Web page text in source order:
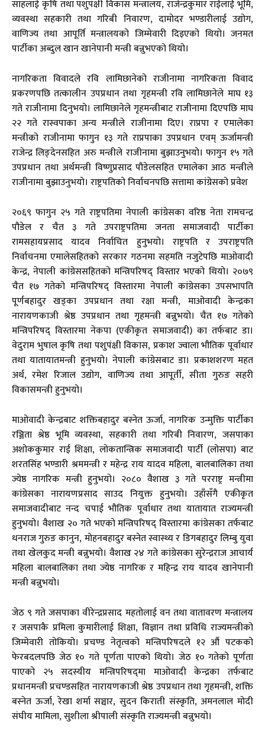
साहलाई कृषि तथा पशुपंक्षी विकास मन्त्रालय, राजेन्द्रकुमार राईलाई भूमि,
व्यवस्था सहकारी तथा गरिबी निवारण, दामोदर भण्डारीलाई उद्योग,
वाणिज्य तथा आपूर्ति मन्त्रालयको जिम्मेवारी दिइएको थियो। जनमत
पार्टीका अब्दुल खान खानेपानी मन्त्री बन्नुभएको थियो।
नागरिकता विवादले रवि लामिछानेको राजीनामा नागरिकता विवाद
प्रकरणपछि तत्कालीन उपप्रधान तथा गृहमन्त्री रवि लामिछानेले माघ १३
गते राजीनामा दिनुभयो। लामिछानेले गृहमन्त्रीबाट राजीनामा दिएपछि माघ
२२ गते रास्वपाका अन्य मन्त्रीले राजीनामा दिए। राप्रपा र एमालेका
मन्त्रीको राजीनामा फागुन १३ गते राप्रपाका उपप्रधान एवम् ऊर्जामन्त्री
राजेन्द्र लिङ्देनसहित अरु मन्त्रीले राजीनामा बुझाउनुभयो। फागुन १५ गते
उपप्रधान तथा अर्थमन्त्री विष्णुप्रसाद पौडेलसहित एमालेका आठ मन्त्रीले
राजीनामा बुझाउनुभयो। राष्ट्रपतिको निर्वाचनपछि सत्तामा कांग्रेसको प्रवेश
२०६९ फागुन २५ गते राष्ट्रपतिमा नेपाली कांग्रेसका वरिष्ठ नेता रामचन्द्र
पौडेल र चैत ३ गते उपराष्ट्रपतिमा जनता समाजवादी पार्टीका
रामसहायप्रसाद यादव निर्वाचित हुनुभयो। राष्ट्रपति र उपराष्ट्रपति
निर्वाचनमा एमालेसहितको सरकार गठनमा सहमति नजुटेपछि माओवादी
केन्द्र, नेपाली कांग्रेससहितको मन्त्रिपरिषद् विस्तार भएको थियो। २०७९
चैत १७ गतेको मन्त्रिपरिषद् विस्तारमा नेपाली कांग्रेसका उपसभापति
पूर्णबहादुर खड्का उपप्रधान तथा रक्षा मन्त्री, माओवादी केन्द्रका
नारायणकाजी श्रेष्ठ उपप्रधान तथा गृहमन्त्री बन्नुभयो। चैत १७ गतेको
मन्त्रिपरिषद् विस्तारमा नेकपा (एकीकृत समाजवादी) का तर्फबाट डा।
वेदुराम भुषाल कृषि तथा पशुपंक्षी विकास, प्रकाश ज्वाला भौतिक पूर्वाधार
तथा यातायातमन्त्री हुनुभयो। नेपाली कांग्रेसबाट डा। प्रकाशशरण महत
अर्थ, रमेश रिजाल उद्योग, वाणिज्य तथा आपूर्ती, सीता गुरुङ सहरी
विकासमन्त्री हुनुभयो।
माओवादी केन्द्रबाट शक्तिबहादुर बस्नेत ऊर्जा, नागरिक उन्मुक्ति पार्टीका
रञ्जिता श्रेष्ठ भूमि व्यवस्था, सहकारी तथा गरिबी निवारण, जसपाका
अशोककुमार राई शिक्षा, लोकतान्त्रिक समाजवादी पार्टी (लोसपा) बाट
शरतसिंह भण्डारी श्रममन्त्री र महेन्द्र राय यादव महिला, बालबालिका तथा
ज्येष्ठ नागरिक मन्त्री हुनुभयो। २०८० वैशाख ३ गते परराष्ट्र मन्त्रीमा
कांग्रेसका नारायणप्रसाद साउद नियुक्त हुनुभयो। उहाँसँगै एकीकृत
समाजवादीबाट नन्द चपाई भौतिक पूर्वाधार तथा यातायात राज्यमन्त्री
हुनुभयो। वैशाख २० गते भएको मन्त्रिपरिषद् विस्तारमा कांग्रेसका तर्फबाट
धनराज गुरुङ कानुन, मोहनबहादुर बस्नेत स्वास्थ्य र डिगबहादुर लिम्बु युवा
तथा खेलकुद मन्त्री बन्नुभयो। वैशाख २४ गते कांग्रेसका सुरेन्द्रराज आचार्य
महिला बालबालिका तथा ज्येष्ठ नागरिक र महिन्द्र राय यादव खानेपानी
मन्त्री बन्नुभयो।
जेठ ९ गते जसपाका वीरेन्द्रप्रसाद महतोलाई वन तथा वातावरण मन्त्रालय
र जसपाकै प्रमिला कुमारीलाई शिक्षा, विज्ञान तथा प्रविधि राज्यमन्त्रीको
जिम्मेवारी तोकियो। प्रचण्ड नेतृत्वको मन्त्रिपरिषदले १२ औं पटकको
फेरबदलपछि जेठ १० गते पूर्णता पाएको थियो। जेठ १० गतेको पूर्णता
पाएको २५ सदस्यीय मन्त्रिपरिषद्‍मा माओवादी केन्द्रका तर्फबाट
प्रधानमन्त्री प्रचण्डसहित नारायणकाजी श्रेष्ठ उपप्रधान तथा गृहमन्त्री, शक्ति
बस्नेत ऊर्जा, रेखा शर्मा सञ्चार, सुदन किराती संस्कृति, अमनलाल मोदी
संघीय मामिला, सुशीला श्रीपाली संस्कृति राज्यमन्त्री बन्नुभयो।